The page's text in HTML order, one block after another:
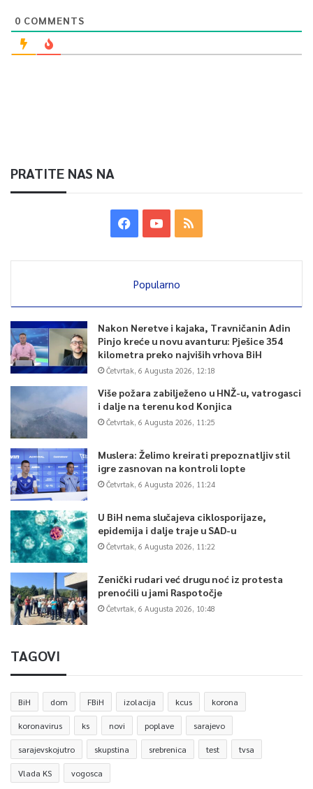
0
0 COMMENTS
PRATITE NAS NA
Popularno
Nakon Neretve i kajaka, Travničanin Adin
Pinjo kreće u novu avanturu: Pješice 354
kilometra preko najviših vrhova BiH
Četvrtak, 6 Augusta 2026, 12:18
Više požara zabilježeno u HNŽ-u, vatrogasci
i dalje na terenu kod Konjica
Četvrtak, 6 Augusta 2026, 11:25
Muslera: Želimo kreirati prepoznatljiv stil
igre zasnovan na kontroli lopte
Četvrtak, 6 Augusta 2026, 11:24
U BiH nema slučajeva ciklosporijaze,
epidemija i dalje traje u SAD-u
Četvrtak, 6 Augusta 2026, 11:22
Zenički rudari već drugu noć iz protesta
prenoćili u jami Raspotočje
Četvrtak, 6 Augusta 2026, 10:48
TAGOVI
BiH dom FBiH izolacija kcus korona
koronavirus ks novi poplave sarajevo
sarajevskojutro skupstina srebrenica test tvsa
Vlada KS vogosca